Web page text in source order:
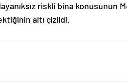
riskli bina konusunun
altı çizildi.